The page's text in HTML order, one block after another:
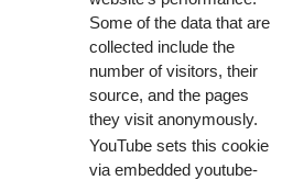
Some of the data that are
collected include the
number of visitors, their
source, and the pages
they visit anonymously.
YouTube sets this cookie
via embedded youtube-